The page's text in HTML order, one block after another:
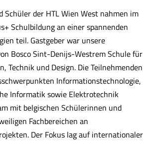
Schüler der HTL Wien West nahmen im
Schulbildung an einer spannenden
teil. Gastgeber war unsere
Bosco Sint-Denijs-Westrem Schule für
Technik und Design. Die Teilnehmenden
Informationstechnologie,
Informatik sowie Elektrotechnik
mit belgischen Schülerinnen und
Fachbereichen an
Der Fokus lag auf internationaler